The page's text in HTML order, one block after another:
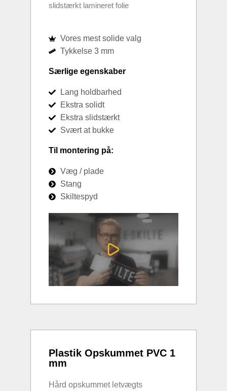
slidstærkt lamineret folie
Vores mest solide valg
Tykkelse 3 mm
Særlige egenskaber
Lang holdbarhed
Ekstra solidt
Ekstra slidstærkt
Svært at bukke
Til montering på:
Væg / plade
Stang
Skiltespyd
Plastik Opskummet PVC 1
mm
Hård opskummet letvægts